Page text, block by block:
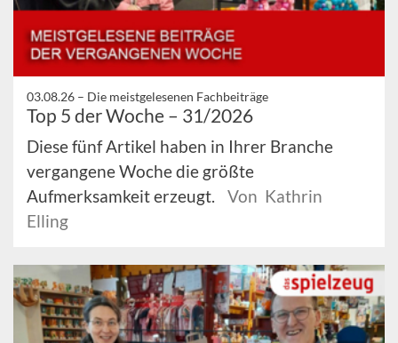
03.08.26 – Die meistgelesenen Fachbeiträge
Top 5 der Woche – 31/2026
Diese fünf Artikel haben in Ihrer Branche
vergangene Woche die größte
Aufmerksamkeit erzeugt.
Von Kathrin
Elling